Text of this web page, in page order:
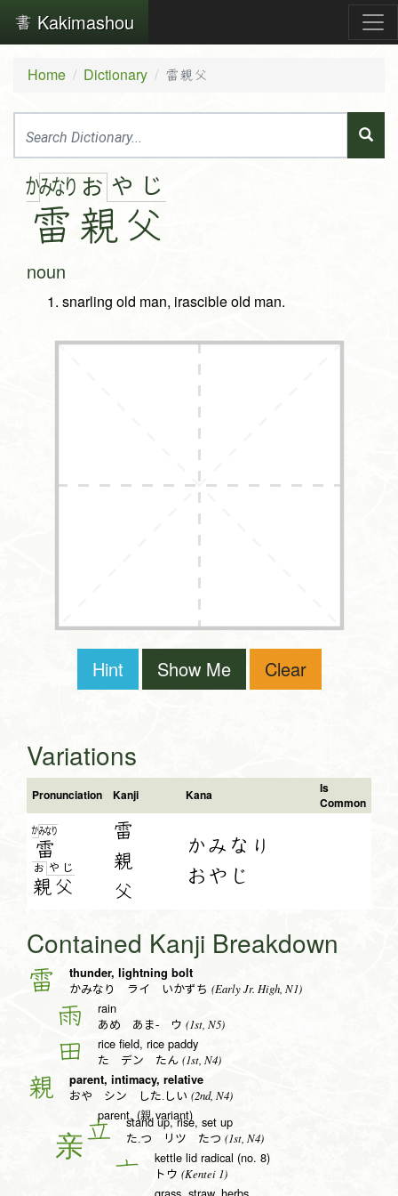
Kakimashou
Home Dictionary 雷親父
かみなり
雷
お や じ
親父
noun
snarling old man, irascible old man.
Hint Show Me Clear
Variations
Pronunciation Kanji Kana
Is
Common
かみなり
雷
お や じ
親父
雷
親
父
かみなり
おやじ
Contained Kanji Breakdown
雷 thunder, lightning bolt
かみなり ライ いかずち (Early Jr. High, N1)
雨 rain
あめ あま- ウ (1st, N5)
田 rice field, rice paddy
た デン たん (1st, N4)
親 parent, intimacy, relative
おや シン した.しい (2nd, N4)
parent, (親 variant)
立 stand up, rise, set up
た.つ リツ たつ (1st, N4)
亠 kettle lid radical (no. 8)
トウ (Kentei 1)